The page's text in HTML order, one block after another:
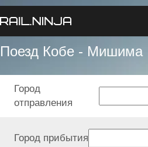
Поезд Кобе - Мишима
Город
отправления
Город прибытия